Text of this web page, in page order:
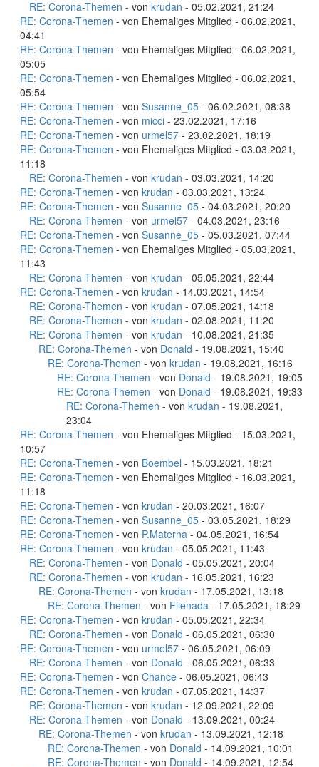
RE: Corona-Themen - von krudan - 05.02.2021, 21:24
RE: Corona-Themen - von Ehemaliges Mitglied - 06.02.2021,
04:41
RE: Corona-Themen - von Ehemaliges Mitglied - 06.02.2021,
05:05
RE: Corona-Themen - von Ehemaliges Mitglied - 06.02.2021,
05:54
RE: Corona-Themen - von Susanne_05 - 06.02.2021, 08:38
RE: Corona-Themen - von micci - 23.02.2021, 17:16
RE: Corona-Themen - von urmel57 - 23.02.2021, 18:19
RE: Corona-Themen - von Ehemaliges Mitglied - 03.03.2021,
11:18
RE: Corona-Themen - von krudan - 03.03.2021, 14:20
RE: Corona-Themen - von krudan - 03.03.2021, 13:24
RE: Corona-Themen - von Susanne_05 - 04.03.2021, 20:20
RE: Corona-Themen - von urmel57 - 04.03.2021, 23:16
RE: Corona-Themen - von Susanne_05 - 05.03.2021, 07:44
RE: Corona-Themen - von Ehemaliges Mitglied - 05.03.2021,
11:43
RE: Corona-Themen - von krudan - 05.05.2021, 22:44
RE: Corona-Themen - von krudan - 14.03.2021, 14:54
RE: Corona-Themen - von krudan - 07.05.2021, 14:18
RE: Corona-Themen - von krudan - 02.08.2021, 11:20
RE: Corona-Themen - von krudan - 10.08.2021, 21:35
RE: Corona-Themen - von Donald - 19.08.2021, 15:40
RE: Corona-Themen - von krudan - 19.08.2021, 16:16
RE: Corona-Themen - von Donald - 19.08.2021, 19:05
RE: Corona-Themen - von Donald - 19.08.2021, 19:33
RE: Corona-Themen - von krudan - 19.08.2021,
23:04
RE: Corona-Themen - von Ehemaliges Mitglied - 15.03.2021,
10:57
RE: Corona-Themen - von Boembel - 15.03.2021, 18:21
RE: Corona-Themen - von Ehemaliges Mitglied - 16.03.2021,
11:18
RE: Corona-Themen - von krudan - 20.03.2021, 16:07
RE: Corona-Themen - von Susanne_05 - 03.05.2021, 18:29
RE: Corona-Themen - von P.Materna - 04.05.2021, 16:54
RE: Corona-Themen - von krudan - 05.05.2021, 11:43
RE: Corona-Themen - von Donald - 05.05.2021, 20:04
RE: Corona-Themen - von krudan - 16.05.2021, 16:23
RE: Corona-Themen - von krudan - 17.05.2021, 13:18
RE: Corona-Themen - von Filenada - 17.05.2021, 18:29
RE: Corona-Themen - von krudan - 05.05.2021, 22:34
RE: Corona-Themen - von Donald - 06.05.2021, 06:30
RE: Corona-Themen - von urmel57 - 06.05.2021, 06:09
RE: Corona-Themen - von Donald - 06.05.2021, 06:33
RE: Corona-Themen - von Chance - 06.05.2021, 06:43
RE: Corona-Themen - von krudan - 07.05.2021, 14:37
RE: Corona-Themen - von krudan - 12.09.2021, 22:09
RE: Corona-Themen - von Donald - 13.09.2021, 00:24
RE: Corona-Themen - von krudan - 13.09.2021, 12:18
RE: Corona-Themen - von Donald - 14.09.2021, 10:01
RE: Corona-Themen - von Donald - 14.09.2021, 12:54